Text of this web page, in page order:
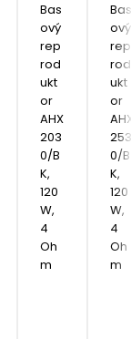
Bas
ový
rep
rod
ukt
or
AHX
203
0/B
K,
120
W,
4
Oh
m
Bas
ový
rep
rod
ukt
or
253
0/B
K,
120
W,
4
Oh
m